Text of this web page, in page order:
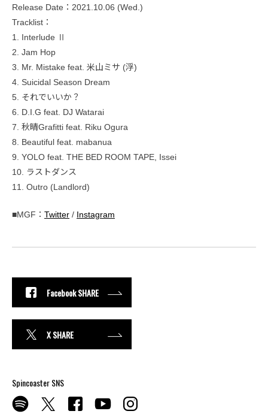
Release Date：2021.10.06 (Wed.)
Tracklist：
1. Interlude Ⅱ
2. Jam Hop
3. Mr. Mistake feat. 米山ミサ (浮)
4. Suicidal Season Dream
5. それでいいか？
6. D.I.G feat. DJ Watarai
7. 秋晴Grafitti feat. Riku Ogura
8. Beautiful feat. mabanua
9. YOLO feat. THE BED ROOM TAPE, Issei
10. ラストダンス
11. Outro (Landlord)
■MGF： Twitter / Instagram
Facebook SHARE
X SHARE
Spincoaster SNS